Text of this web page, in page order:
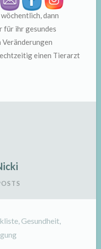
dann
für ihr gesundes
Veränderungen
einen Tierarzt
,Gesundheit